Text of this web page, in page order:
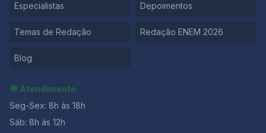
Especialistas Depoimentos
Temas de Redação Redação ENEM 2026
Blog
💬 Atendimento
Seg-Sex: 8h às 18h
Sáb: 8h às 12h